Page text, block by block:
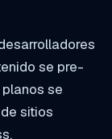
se pre-
se
sitios